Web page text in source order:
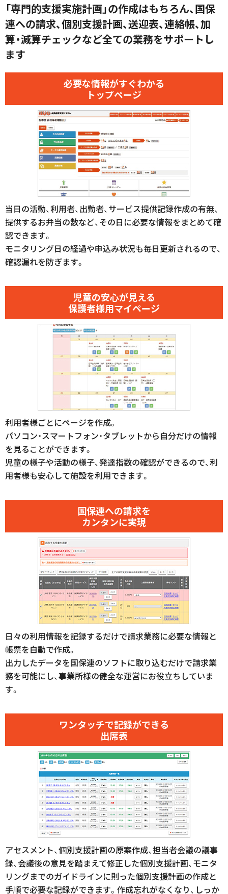
「専門的支援実施計画」の作成はもちろん、国保
連への請求、個別支援計画、送迎表、連絡帳、加
算・減算チェックなど全ての業務をサポートし
ます
必要な情報がすぐわかる
トップページ
当日の活動、利用者、出勤者、サービス提供記録作成の有無、
提供するお弁当の数など、その日に必要な情報をまとめて確
認できます。
モニタリング日の経過や申込み状況も毎日更新されるので、
確認漏れを防ぎます。
児童の安心が見える
保護者様用マイページ
利用者様ごとにページを作成。
パソコン・スマートフォン・タブレットから自分だけの情報
を見ることができます。
児童の様子や活動の様子、発達指数の確認ができるので、利
用者様も安心して施設を利用できます。
国保連への請求を
カンタンに実現
日々の利用情報を記録するだけで請求業務に必要な情報と
帳票を自動で作成。
出力したデータを国保連のソフトに取り込むだけで請求業
務を可能にし、事業所様の健全な運営にお役立ちしていま
す。
ワンタッチで記録ができる
出席表
アセスメント、個別支援計画の原案作成、担当者会議の議事
録、会議後の意見を踏まえて修正した個別支援計画、モニタ
リングまでのガイドラインに則った個別支援計画の作成と
手順で必要な記録ができます。作成忘れがなくなり、しっか